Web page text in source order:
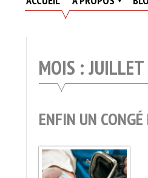
Et
MOIS :
ENFIN UN